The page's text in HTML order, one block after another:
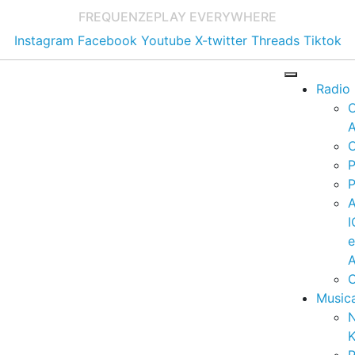
FREQUENZEPLAY EVERYWHERE
Instagram Facebook Youtube X-twitter Threads Tiktok
Radio
e